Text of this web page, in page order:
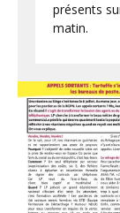
présents
matin.